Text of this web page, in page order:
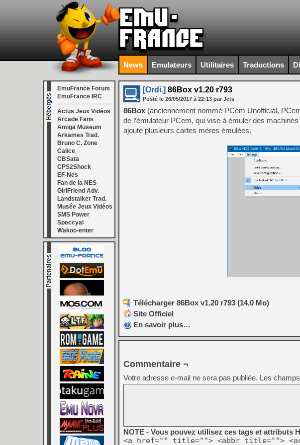
News Emulateurs Utilitaires Traductions
EmuFrance Forum
EmuFrance IRC
===================
Actus Jeux Vidéos
Arcade Fans
Amiga Museum
Arkames Trad.
Bruno C. Zone
Calice
CBSata
CPS2Shock
EF-Nes
Fan de la NES
GirlFriend Adv.
Landstalker Trad.
Musée Jeux Vidéos
SMS Power
Speccyal
Wakoo-enter
[Ordi.] 86Box v1.20 r793
Posté le 26/05/2017 à 22:13 par Jets
86Box (anciennement nommé PCem Unofficial,
de l’émulateur PCem, qui vise à émuler des
ajoute plusieurs cartes mères émulées.
Télécharger 86Box v1.20 r793 (14,0 Mo)
Site Officiel
En savoir plus…
Commentaire ¬
Votre adresse e-mail ne sera pas publiée. Les
NOTE - Vous pouvez utilisez ces tags et attributs
<a href="" title=""> <abbr title="">